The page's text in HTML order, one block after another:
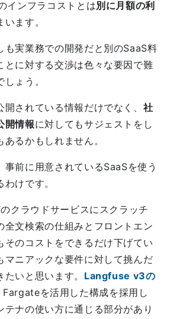
インフラコストとは別に月額の利
ます。
も実業務での開発だと別のSaaS料
とに対する交渉は色々な要因で難
ょう。
開されている情報だけでなく、 社
開情報に対してもサジェストをし
るかもしれません。
事前に用意されているSaaSを使う
けです。
クラウドサービスにスクラッチ
全文検索の仕組みとフロントエン
そのコストをできるだけ下げてい
マニアックな要件に対して挑んだ
いと思います。 Langfuse v3の
Fargateを活用した構成を採用し
テナの使い方に通じる部分があり